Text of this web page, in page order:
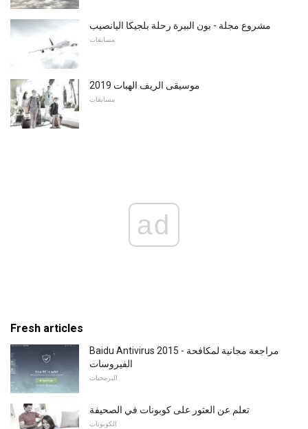
مشروع مجلة - بون البيرة رحلة بلجيكا اليانصيب
مسابقات
2019 موسيقى الريف الهبات
مسابقات
ad
Fresh articles
Baidu Antivirus 2015 - مراجعة مجانية لمكافحة
الفيروسات
البرمجيات
تعلم عن العثور على كوبونات في الصحيفة
الكوبونات